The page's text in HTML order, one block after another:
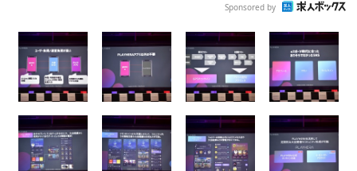
Sponsored by